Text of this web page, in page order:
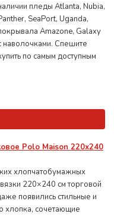
Polo Maison 220х240
хлопчатобумажных
220×240 см торговой
появились стильные и
хлопка, сочетающие
пледы Atlanta, Nubia,
SeaPort, Uganda,
Amazone, Galaxy
наволочками. Спешите
по самым доступным